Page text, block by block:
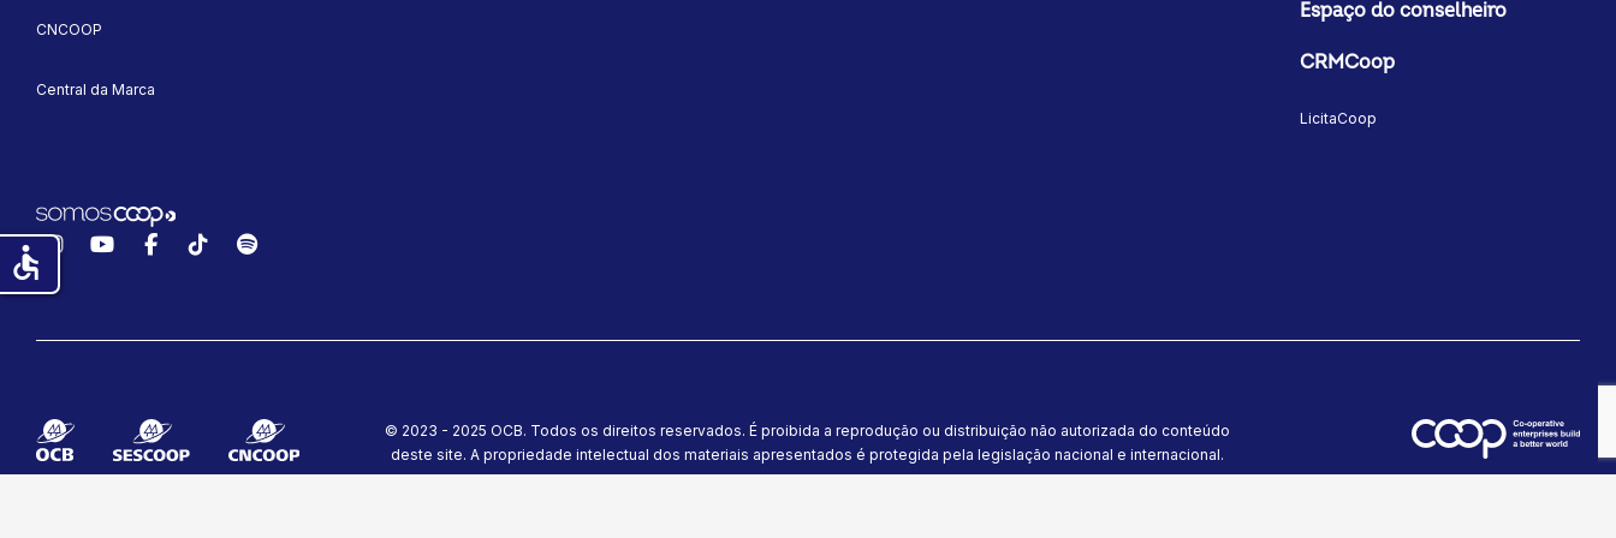
CNCOOP
Central da Marca
Espaço do conselheiro
CRMCoop
LicitaCoop
InstagramYouTubeFacebook
TikTokSpotify
© 2023 - 2025 OCB. Todos os direitos reservados. É proibida a reprodução ou distribuição não autorizada do conteúdo
deste site.A propriedade intelectual dos materiais apresentados é protegida pela legislação nacional e internacional.
accessible